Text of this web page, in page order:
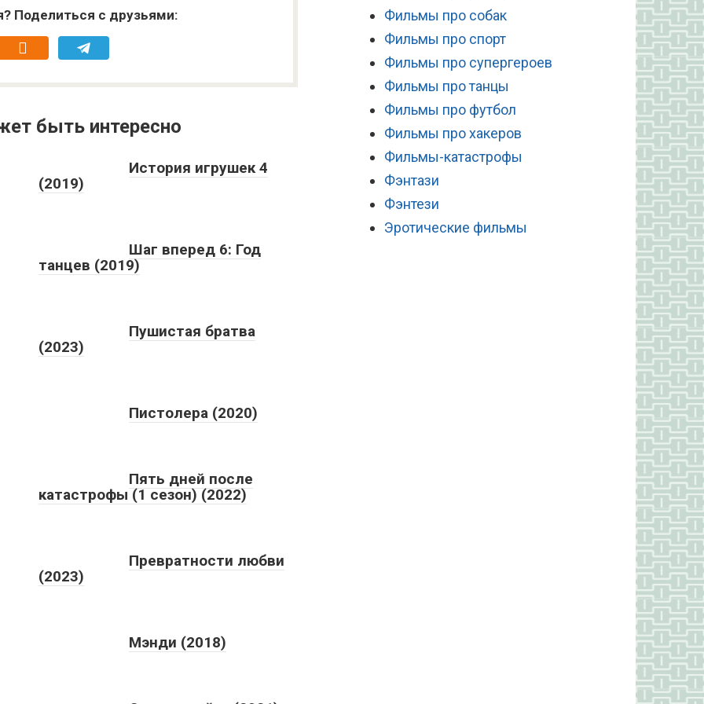
Поделиться с друзьями:
быть интересно
История игрушек 4
(2019)
Шаг вперед 6: Год
танцев (2019)
Пушистая братва
(2023)
Пистолера (2020)
Пять дней после
катастрофы (1 сезон) (2022)
Превратности любви
(2023)
Мэнди (2018)
Фильмы про собак
Фильмы про спорт
Фильмы про супергероев
Фильмы про танцы
Фильмы про футбол
Фильмы про хакеров
Фильмы-катастрофы
Фэнтази
Фэнтези
Эротические фильмы